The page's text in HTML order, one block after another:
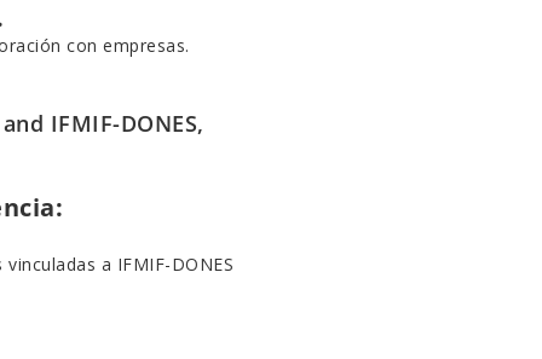
con empresas.
IFMIF-DONES,
a IFMIF-DONES